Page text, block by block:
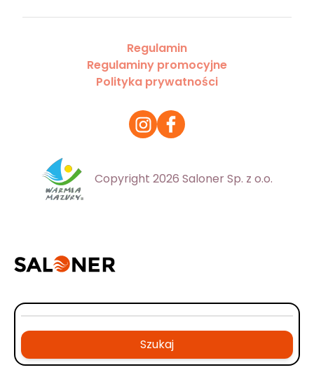
Regulamin
Regulaminy promocyjne
Polityka prywatności
Copyright 2026 Saloner Sp. z o.o.
Szukaj